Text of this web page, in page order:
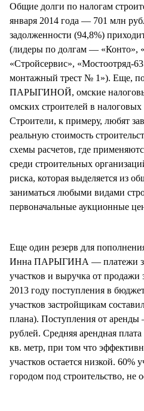
Общие долги по налогам
января 2014 года — 701 млн
задолженности (94,8%)
(лидеры по долгам — «Конто»,
«Стройсервис», «Мостоотряд-
монтажный трест № 1»). Еще,
ПАРЫГИНОЙ, омские
омских строителей в
Строители, к примеру, любят
реальную стоимость
схемы расчетов, где
среди строительных
риска, которая выделяется из
заниматься любыми видами
первоначальные аукционные
Еще один резерв для
Инна ПАРЫГИНА — платежи за
участков и выручка от продажи
2013 году поступления в
участков застройщикам
плана). Поступления от
рублей. Средняя арендная
кв. метр, при том что
участков остается низкой. 60%
городом под строительство, не